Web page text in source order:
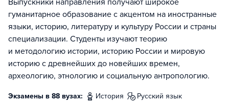
Выпускники направления получают широкое
гуманитарное образование с акцентом на иностранные
языки, историю, литературу и культуру России и страны
специализации. Студенты изучают теорию
и методологию истории, историю России и мировую
историю с древнейших до новейших времен,
археологию, этнологию и социальную антропологию.
Экзамены в 88 вузах: история
русский язык